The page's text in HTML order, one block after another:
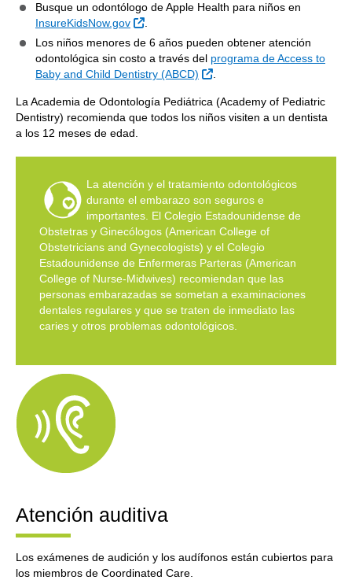
Busque un odontólogo de Apple Health para niños en
InsureKidsNow.gov
Sitio Externo
Los niños menores de 6 años pueden obtener atención
odontológica sin costo a través del programa de Access to
Baby and Child Dentistry (ABCD)
Sitio Externo
La Academia de Odontología Pediátrica (Academy of Pediatric
Dentistry) recomienda que todos los niños visiten a un dentista
a los 12 meses de edad.
La atención y el tratamiento odontológicos
durante el embarazo son seguros e
importantes. El Colegio Estadounidense de
Obstetras y Ginecólogos (American College of
Obstetricians and Gynecologists) y el Colegio
Estadounidense de Enfermeras Parteras (American
College of Nurse-Midwives) recomiendan que las
personas embarazadas se sometan a examinaciones
dentales regulares y que se traten de inmediato las
caries y otros problemas odontológicos.
Atención auditiva
Los exámenes de audición y los audífonos están cubiertos para
los miembros de Coordinated Care.